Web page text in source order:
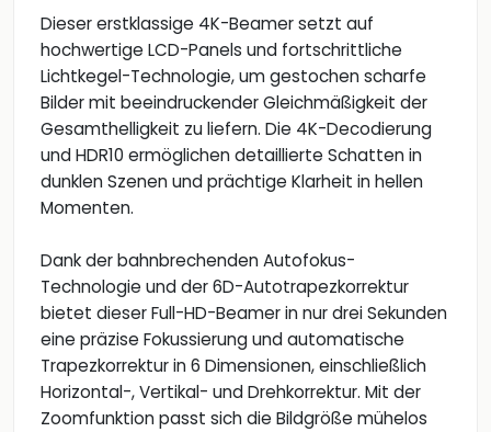
Dieser erstklassige 4K-Beamer setzt auf
hochwertige LCD-Panels und fortschrittliche
Lichtkegel-Technologie, um gestochen scharfe
Bilder mit beeindruckender Gleichmäßigkeit der
Gesamthelligkeit zu liefern. Die 4K-Decodierung
und HDR10 ermöglichen detaillierte Schatten in
dunklen Szenen und prächtige Klarheit in hellen
Momenten.
Dank der bahnbrechenden Autofokus-
Technologie und der 6D-Autotrapezkorrektur
bietet dieser Full-HD-Beamer in nur drei Sekunden
eine präzise Fokussierung und automatische
Trapezkorrektur in 6 Dimensionen, einschließlich
Horizontal-, Vertikal- und Drehkorrektur. Mit der
Zoomfunktion passt sich die Bildgröße mühelos